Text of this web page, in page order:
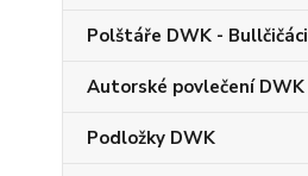
Polštáře DWK - Bullčičáci
Autorské povlečení DWK
Podložky DWK